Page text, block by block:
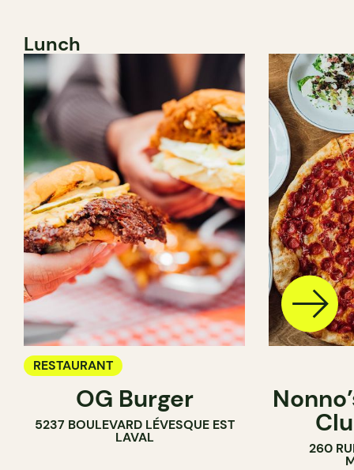
Lunch
RESTAURANT
OG Burger
5237 BOULEVARD LÉVESQUE EST
LAVAL
260